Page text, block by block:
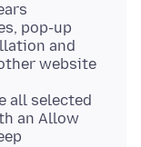
pop-up
and
website
all selected
an Allow